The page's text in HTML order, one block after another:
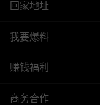
回家地址
我要爆料
赚钱福利
商务合作